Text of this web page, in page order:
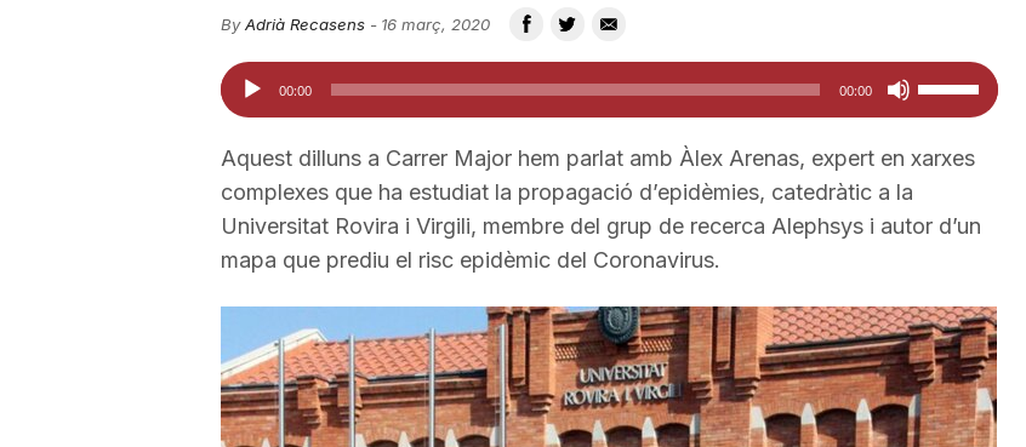
t
a
d
T
By Adrià Recasens- 16 març, 2020
Reproductor
d'àudio
00:00 00:00
Feu
servir
les
de
amunt/cap
avall
per
a
Aquest dilluns a Carrer Major hem parlat amb Àlex Arenas, expert en xarxes
complexes que ha estudiat la propagació d’epidèmies, catedràtic a la
Universitat Rovira i Virgili, membre del grup de recerca Alephsys i autor d’un
mapa que prediu el risc epidèmic del Coronavirus.